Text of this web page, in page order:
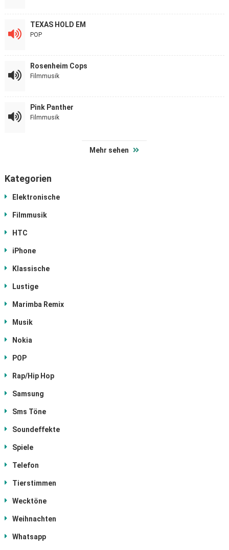
TEXAS HOLD EM
POP
Rosenheim Cops
Filmmusik
Pink Panther
Filmmusik
Mehr sehen
Kategorien
Elektronische
Filmmusik
HTC
iPhone
Klassische
Lustige
Marimba Remix
Musik
Nokia
POP
Rap/Hip Hop
Samsung
Sms Töne
Soundeffekte
Spiele
Telefon
Tierstimmen
Wecktöne
Weihnachten
Whatsapp